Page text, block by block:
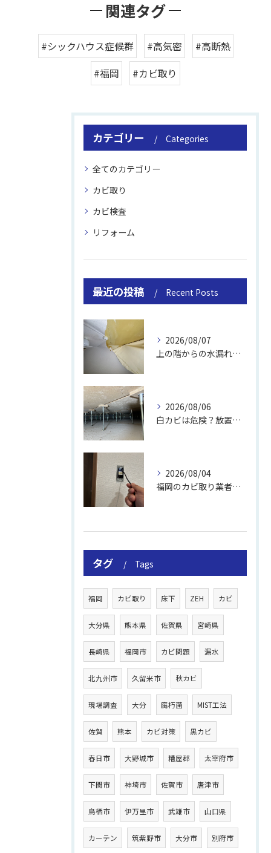
関連タグ
#シックハウス症候群 #高気密
#高断熱
#福岡
#カビ取り
カテゴリー Categories
全てのカテゴリー
カビ取り
カビ検査
リフォーム
最近の投稿 Recent Posts
2026/08/07
上の階からの水漏れでカビ｜対処法と業者
2026/08/06
白カビは危険？放置のリスクと取り方
2026/08/04
福岡のカビ取り業者おすすめの選び方と費用
タグ Tags
福岡 カビ取り 床下 ZEH カビ
大分県 熊本県 佐賀県 宮崎県
長崎県 福岡市 カビ問題 漏水
北九州市 久留米市 秋カビ
現場調査 大分 腐朽菌 MIST工法
佐賀 熊本 カビ対策 黒カビ
春日市 大野城市 糟屋郡 太宰府市
下関市 神埼市 佐賀市 唐津市
鳥栖市 伊万里市 武雄市 山口県
カーテン 筑紫野市 大分市 別府市